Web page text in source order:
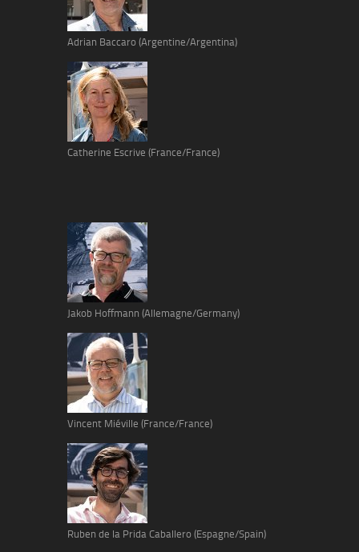
Adrian Baccaro (Argentine/Argentina)
Catherine Escrive (France/France)
Jakob Hoffmann (Allemagne/Germany)
Vincent Miéville (France/France)
Ruben de la Prida Caballero (Espagne/Spain)